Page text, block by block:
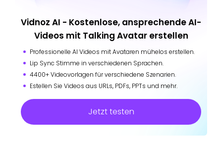
Vidnoz AI - Kostenlose, ansprechende AI-
Videos mit Talking Avatar erstellen
Professionelle AI Videos mit Avataren mühelos erstellen.
Lip Sync Stimme in verschiedenen Sprachen.
4400+ Videovorlagen für verschiedene Szenarien.
Estellen Sie Videos aus URLs, PDFs, PPTs und mehr.
Jetzt testen